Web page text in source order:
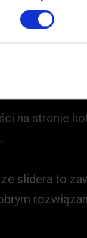
HotJar i
miejsca
na stronie
slidera to